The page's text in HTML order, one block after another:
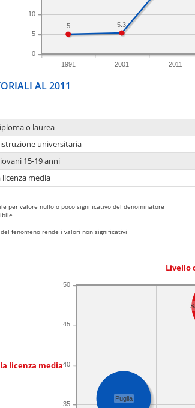
1991 2001 2011
0
5
10
5.3
5
AL 2011
o laurea
universitaria
15-19 anni
media
per valore nullo o poco significativo del denominatore
fenomeno rende i valori non significativi
Livello
licenza media
35
40
45
50
Puglia